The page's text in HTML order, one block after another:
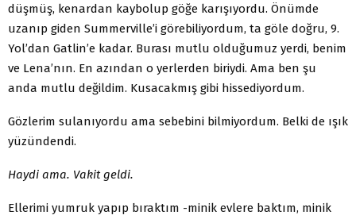
düşmüş, kenardan kaybolup göğe karışıyordu. Önümde
uzanıp giden Summerville’i görebiliyordum, ta göle doğru, 9.
Yol’dan Gatlin’e kadar. Burası mutlu olduğumuz yerdi, benim
ve Lena’nın. En azından o yerlerden biriydi. Ama ben şu
anda mutlu değildim. Kusacakmış gibi hissediyordum.
Gözlerim sulanıyordu ama sebebini bilmiyordum. Belki de ışık
yüzündendi.
Haydi ama. Vakit geldi.
Ellerimi yumruk yapıp bıraktım -minik evlere baktım, minik